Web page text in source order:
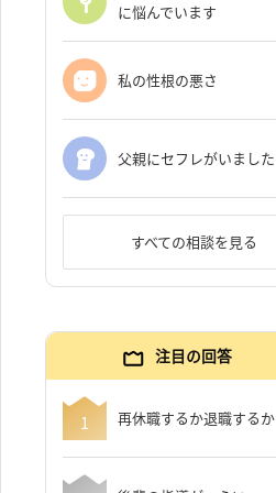
に悩んでいます
私の性根の悪さ
父親にセフレがいました
すべての相談を見る
注目の回答
再休職するか退職するか